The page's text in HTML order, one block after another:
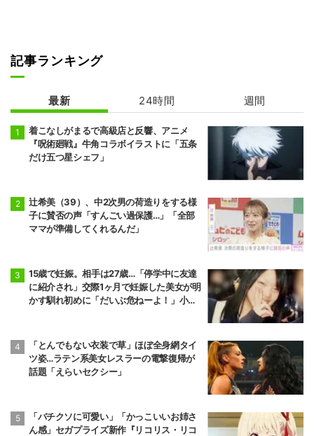
記事ランキング
最新 24時間 週間
着こなしがまるで高級店と反響、アニメ
『呪術廻戦』牛角コラボイラストに「五条
だけ五つ星シェフ」
辻希美（39）、中2次男の荷造りをする様
子に賛否の声「すんごい過保護…」「全部
ママが準備してくれるんだ」
15歳で妊娠。相手は27歳…「停学中に友達
に紹介され」交際1ヶ月で妊娠した美女が明
かす馴れ初めに「だいぶ危ねーよ！」小森
「とんでもない衣装で草」ほぼ全身網タイ
ツ姿…ラテン系美女レスラーの電撃復帰が
話題「えらいセクシー」
「バチクソに可愛い」「かっこいいお姉さ
ん感」セガプライズ新作『リコリス・リコ